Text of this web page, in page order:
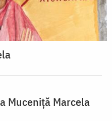
Muceniță Marcela